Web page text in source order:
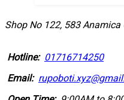
Shop No 122, 583
Hotline: 01716714250
Email: